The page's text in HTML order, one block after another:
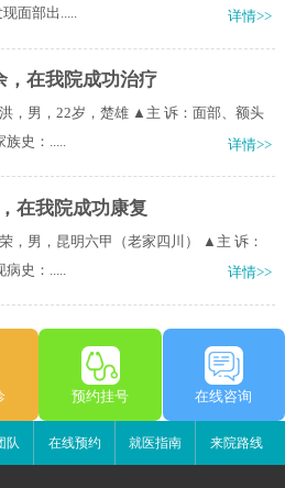
面部出.....
详情>>
，在我院成功治疗
，男，22岁，楚雄 ▲主 诉：面部、额头
史：.....
详情>>
在我院成功康复
，男，昆明六甲（老家四川） ▲主 诉：
史：.....
详情>>
预约挂号 在线咨询
队 在线预约 就医指南 来院路线